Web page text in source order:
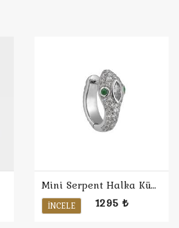
Mini Serpent Halka Küpe
İNCELE 1295 ₺